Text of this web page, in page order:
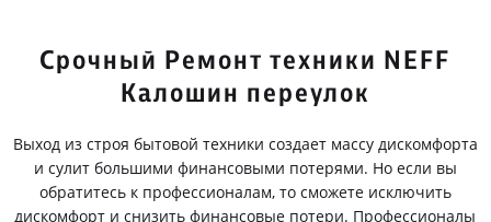
Срочный Ремонт техники NEFF
Калошин переулок
Выход из строя бытовой техники создает массу дискомфорта
и сулит большими финансовыми потерями. Но если вы
обратитесь к профессионалам, то сможете исключить
дискомфорт и снизить финансовые потери. Профессионалы